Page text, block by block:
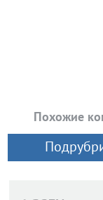
Похожие